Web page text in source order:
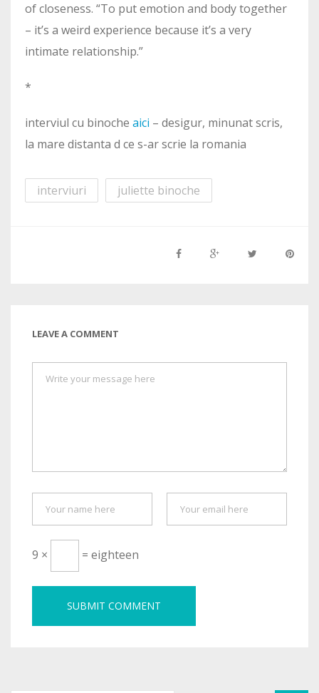
of closeness. “To put emotion and body together
– it’s a weird experience because it’s a very
intimate relationship.”
*
interviul cu binoche aici – desigur, minunat scris,
la mare distanta d ce s-ar scrie la romania
interviuri juliette binoche
LEAVE A COMMENT
9 × = eighteen